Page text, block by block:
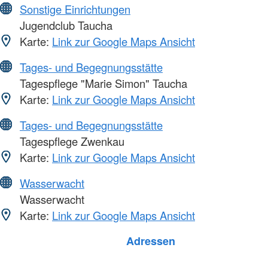
Sonstige Einrichtungen
Jugendclub Taucha
Karte: Link zur Google Maps Ansicht
Tages- und Begegnungsstätte
Tagespflege "Marie Simon" Taucha
Karte: Link zur Google Maps Ansicht
Tages- und Begegnungsstätte
Tagespflege Zwenkau
Karte: Link zur Google Maps Ansicht
Wasserwacht
Wasserwacht
Karte: Link zur Google Maps Ansicht
Adressen